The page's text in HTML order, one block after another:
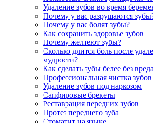
Удаление зубов во время
Почему у вас разрушаются
Почему у вас болят зубы?
Как сохранить здоровье зубов
Почему желтеют зубы?
Сколько длится боль после
мудрости?
Как сделать зубы белее без
Профессиональная чистка зубов
Удаление зубов под наркозом
Сапфировые брекеты
Реставрация передних зубов
Протез переднего зуба
Стоматит на языке